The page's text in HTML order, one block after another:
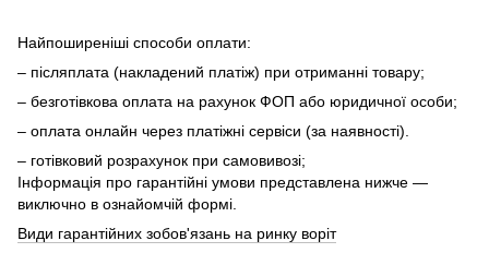
Найпоширеніші способи оплати:
– післяплата (накладений платіж) при отриманні товару;
– безготівкова оплата на рахунок ФОП або юридичної особи;
– оплата онлайн через платіжні сервіси (за наявності).
– готівковий розрахунок при самовивозі;
Інформація про гарантійні умови представлена нижче —
виключно в ознайомчій формі.
Види гарантійних зобов'язань на ринку воріт